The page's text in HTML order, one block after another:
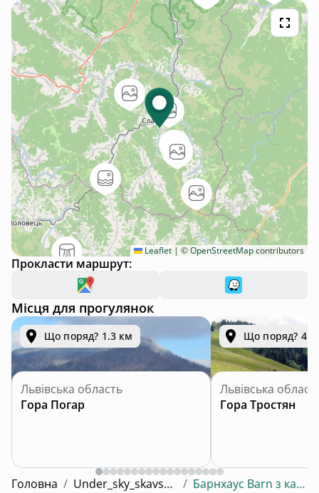
Leaflet | ©OpenStreetMapcontributors
Прокласти маршрут:
Місця для прогулянок
Що поряд? 1.3 км
Львівська область
Гора Погар
Що поряд? 4.8
Львівська
Гора Тростян
Головна / Under_sky_skavske з теплим басейном,чаном / Барнхаус Barn з каміном, PlayStation 5 та сіткою🏔️